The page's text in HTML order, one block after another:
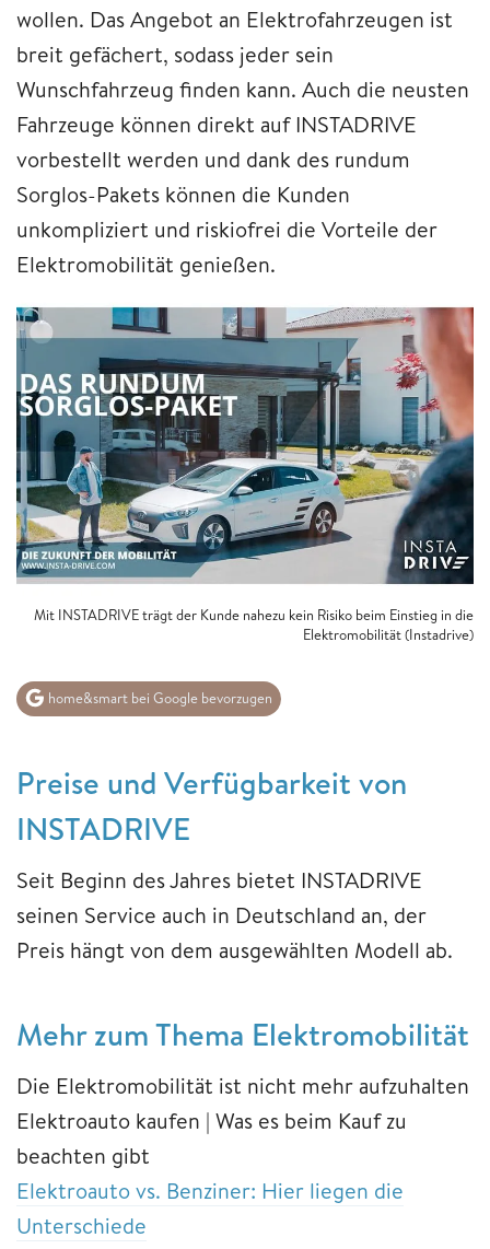
wollen. Das Angebot an Elektrofahrzeugen ist
breit gefächert, sodass jeder sein
Wunschfahrzeug finden kann. Auch die neusten
Fahrzeuge können direkt auf INSTADRIVE
vorbestellt werden und dank des rundum
Sorglos-Pakets können die Kunden
unkompliziert und riskiofrei die Vorteile der
Elektromobilität genießen.
Mit INSTADRIVE trägt der Kunde nahezu kein Risiko beim Einstieg in die
Elektromobilität (Instadrive)
home&smart bei Google bevorzugen
Preise und Verfügbarkeit von
INSTADRIVE
Seit Beginn des Jahres bietet INSTADRIVE
seinen Service auch in Deutschland an, der
Preis hängt von dem ausgewählten Modell ab.
Mehr zum Thema Elektromobilität
Die Elektromobilität ist nicht mehr aufzuhalten
Elektroauto kaufen | Was es beim Kauf zu
beachten gibt
Elektroauto vs. Benziner: Hier liegen die
Unterschiede